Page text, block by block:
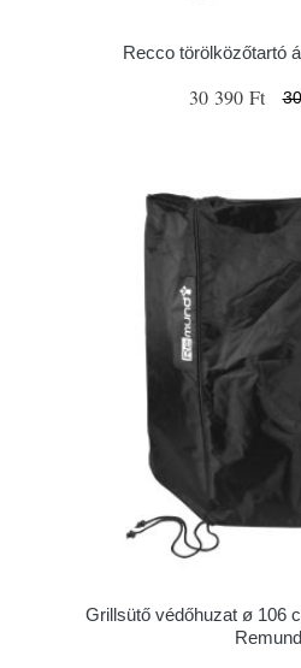
Recco törölközőtartó
30 390 Ft
Grillsütő védőhuzat ø 106